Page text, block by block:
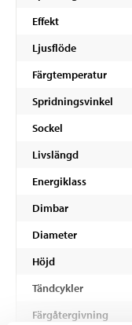
Effekt
Ljusflöde
Färgtemperatur
Spridningsvinkel
Sockel
Livslängd
Energiklass
Dimbar
Diameter
Höjd
Tändcykler
Färgåtergivning